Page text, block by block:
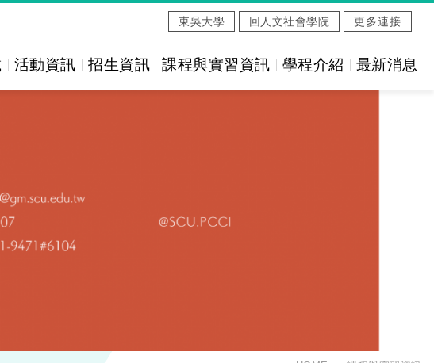
活動資訊 招生資訊 課程與實習資訊 學程介紹 最新消息
東吳大學 回人文社會學院 更多連接